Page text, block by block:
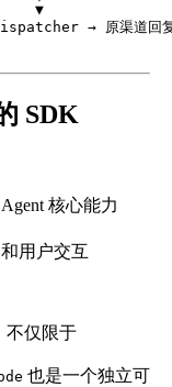
▼
→ 原渠道回
SDK
核心能力
用户交互
不仅限于
也是一个独立可